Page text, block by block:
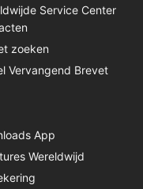
Service Center
zoeken
Vervangend Brevet
App
Wereldwijd